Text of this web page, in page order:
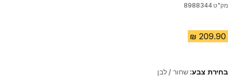
מק"ט 8988344
בחירת צבע:שחור / לבן